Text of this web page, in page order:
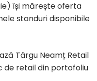
își mărește oferta
standuri disponibile
Târgu Neamț Retail
de retail din portofoliu